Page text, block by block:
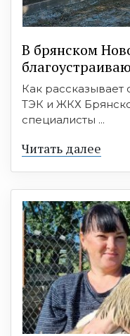
В брянском
Как
ТЭК и ЖКХ
специалисты ...
Читать далее